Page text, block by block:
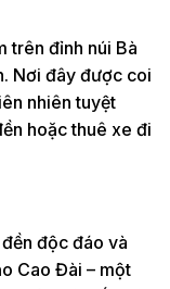
trên đỉnh núi Bà
Nơi đây được coi
nhiên tuyệt
hoặc thuê xe đi
độc đáo và
Cao Đài – một